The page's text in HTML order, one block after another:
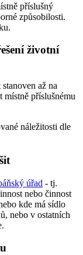
příslušný
způsobilosti.
životní
až na
místně příslušnému
náležitosti dle
úřad - tj.
nebo činnost
kde má sídlo
nebo v ostatních